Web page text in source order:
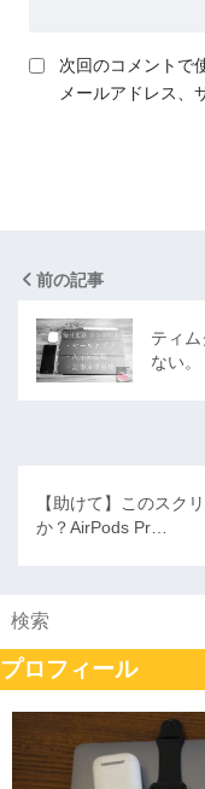
次回のコメントで
メールアドレス、
前の記事
ティ
ない
【助けて】このスク
か？AirPods Pr…
プロフィール